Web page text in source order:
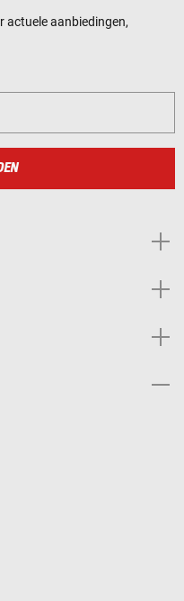
actuele aanbiedingen,